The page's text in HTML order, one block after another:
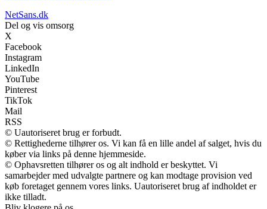
NetSans.dk
Del og vis omsorg
X
Facebook
Instagram
LinkedIn
YouTube
Pinterest
TikTok
Mail
RSS
© Uautoriseret brug er forbudt.
© Rettighederne tilhører os. Vi kan få en lille andel af salget, hvis du
køber via links på denne hjemmeside.
© Ophavsretten tilhører os og alt indhold er beskyttet. Vi
samarbejder med udvalgte partnere og kan modtage provision ved
køb foretaget gennem vores links. Uautoriseret brug af indholdet er
ikke tilladt.